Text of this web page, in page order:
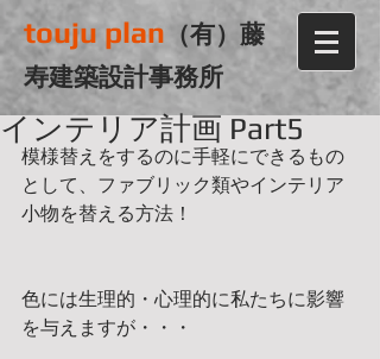
touju plan （有）藤
寿建築設計事務所
インテリア計画 Part5
模様替えをするのに手軽にできるもの
として、ファブリック類やイ​ンテリア
小物を替える方法！
色には生理的・心理的に私たちに影響
を与えますが・・・